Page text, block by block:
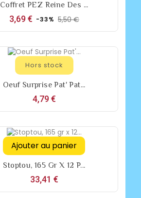
Coffret PEZ Reine Des ...
3,69 € Prix
-33% 5,50 €Prix
Hors stock
Oeuf Surprise Pat' Pat...
4,79 €Prix
Ajouter au panier
Stoptou, 165 Gr X 12 P...
33,41 €Prix